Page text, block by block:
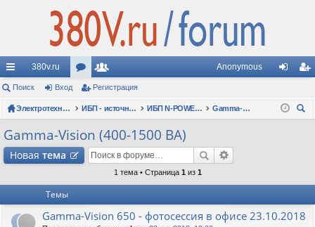
с
ы
лк
380v.ru
ор
ум
ы
ол
ьз
ов
ат
Anonymous
д ис
Поиск Вход Регистрация
Электротехнические форумы ИБП - источники бесперебойного питания ИБП N-POWER: новые модели (презентации, фотосессии, обзоры)
Gamma-Vision (400-1500 ВА)
Gamma-Vision (400-1500 ВА)
Новая тема
1 тема • Страница 1 из 1
Темы
Gamma-Vision 650 - фотосессия в офисе 23.10.2018